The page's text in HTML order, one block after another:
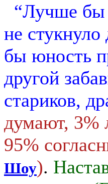
“Лучше бы
не
бы юность
другой
стариков,
думают, 3%
95%
Шоу).